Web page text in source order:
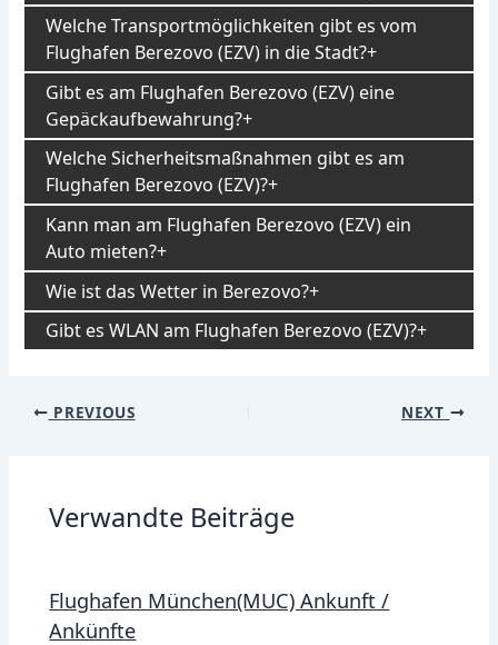
Welche Transportmöglichkeiten gibt es vom
Flughafen Berezovo (EZV) in die Stadt?
Gibt es am Flughafen Berezovo (EZV) eine
Gepäckaufbewahrung?
Welche Sicherheitsmaßnahmen gibt es am
Flughafen Berezovo (EZV)?
Kann man am Flughafen Berezovo (EZV) ein
Auto mieten?
Wie ist das Wetter in Berezovo?
Gibt es WLAN am Flughafen Berezovo (EZV)?
Post
PREVIOUS NEXT
Verwandte Beiträge
Flughafen München(MUC) Ankunft /
Ankünfte